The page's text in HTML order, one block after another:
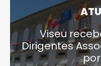
Viseu
Dirigentes